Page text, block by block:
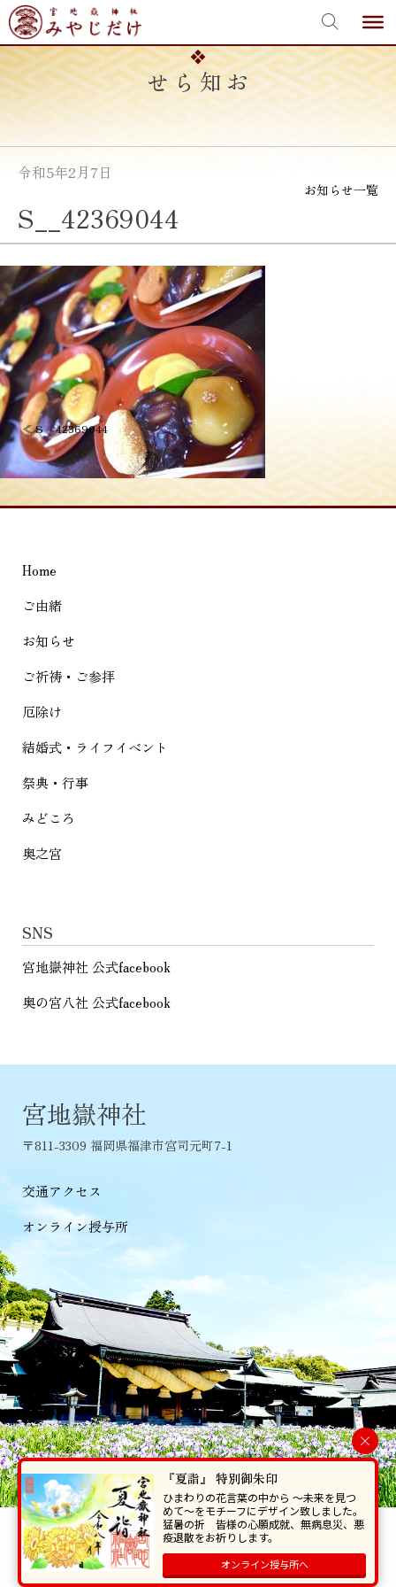
Skip
to
content
お知らせ
令和5年2月7日
お知らせ一覧
S__42369044
投
稿
ナ
ビ
ー
シ
ョ
ン
≪S__42369044
Home
ご由緒
お知らせ
ご祈祷・ご参拝
厄除け
結婚式・ライフイベント
祭典・行事
みどころ
奥之宮
SNS
宮地嶽神社 公式facebook
奥の宮八社 公式facebook
宮地嶽神社
〒811-3309 福岡県福津市宮司元町7-1
交通アクセス
オンライン授与所
当ホームページで掲載の写真・イラスト等を無断で転写･複製することを
禁じます。
Copyright © Miyajidake Jinjya , All Rights Reserved.
×
『夏詣』 特別御朱印
ひまわりの花言葉の中から 〜未来を見つ
めて〜をモチーフにデザイン致しました。
猛暑の折 皆様の心願成就、無病息災、悪
疫退散をお祈りします。
オンライン授与所へ